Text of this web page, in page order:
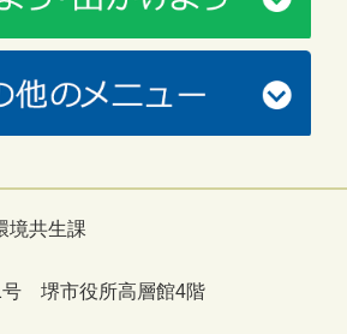
境共生課
号 堺市役所高層館4階